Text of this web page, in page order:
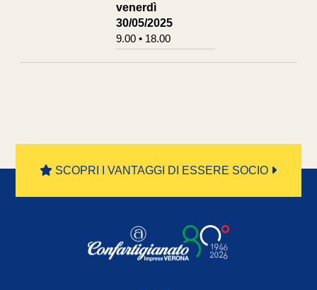
venerdì
30/05/2025
9.00 • 18.00
SCOPRI I VANTAGGI DI ESSERE SOCIO